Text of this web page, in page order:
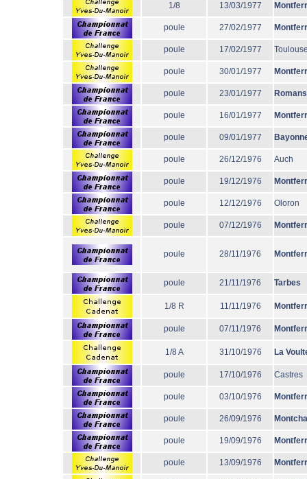
1/8 13/03/1977
poule 27/02/1977
poule 17/02/1977
poule 30/01/1977
poule 23/01/1977 Romans
poule 16/01/1977
poule 09/01/1977
poule 26/12/1976 Auch
poule 19/12/1976
poule 12/12/1976 Oloron
poule 07/12/1976
poule 28/11/1976
poule 21/11/1976 Tarbes
1/8 R 11/11/1976
poule 07/11/1976
1/8 A 31/10/1976 La
poule 17/10/1976 Castres
poule 03/10/1976
poule 26/09/1976
poule 19/09/1976
poule 13/09/1976